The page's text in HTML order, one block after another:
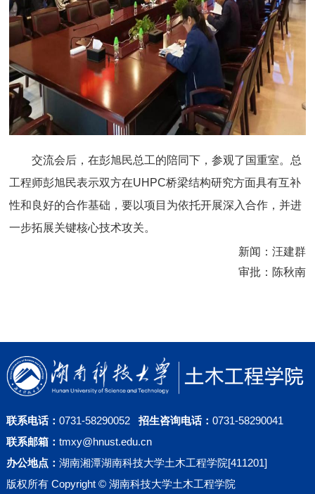
交流会后，在彭旭民总工的陪同下，参观了国重室。总
工程师彭旭民表示双方在UHPC桥梁结构研究方面具有互补
性和良好的合作基础，要以项目为依托开展深入合作，并进
一步拓展关键核心技术攻关。
新闻：汪建群
审批：陈秋南
联系电话： 0731-58290052 招生咨询电话： 0731-58290041
联系邮箱： tmxy@hnust.edu.cn
办公地点： 湖南湘潭湖南科技大学土木工程学院[411201]
版权所有 Copyright © 湖南科技大学土木工程学院